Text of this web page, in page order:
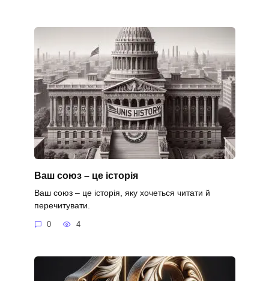
Ваш союз – це історія
Ваш союз – це історія, яку хочеться читати й
перечитувати.
0 4